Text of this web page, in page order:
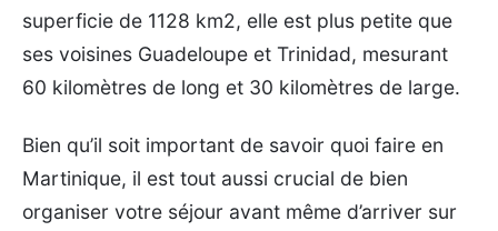
superficie de 1128 km2, elle est plus petite que
ses voisines Guadeloupe et Trinidad, mesurant
60 kilomètres de long et 30 kilomètres de large.
Bien qu’il soit important de savoir quoi faire en
Martinique, il est tout aussi crucial de bien
organiser votre séjour avant même d’arriver sur